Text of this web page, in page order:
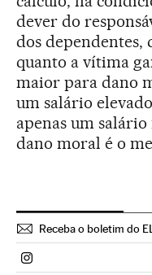
dever do
dos dependentes,
quanto a vítima
maior para dano
um salário
apenas um
dano moral é o
Receba o boletim do
Politica El País Brasil